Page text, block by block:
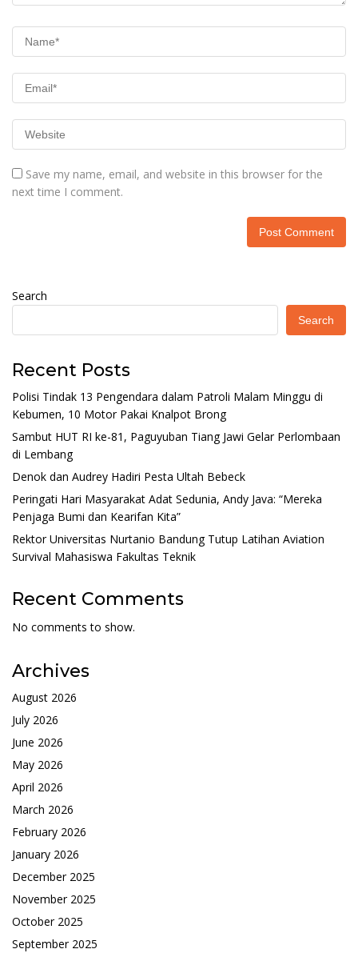
Save my name, email, and website in this browser for the
next time I comment.
Search
Search
Recent Posts
Polisi Tindak 13 Pengendara dalam Patroli Malam Minggu di
Kebumen, 10 Motor Pakai Knalpot Brong
Sambut HUT RI ke-81, Paguyuban Tiang Jawi Gelar Perlombaan
di Lembang
Denok dan Audrey Hadiri Pesta Ultah Bebeck
Peringati Hari Masyarakat Adat Sedunia, Andy Java: “Mereka
Penjaga Bumi dan Kearifan Kita”
Rektor Universitas Nurtanio Bandung Tutup Latihan Aviation
Survival Mahasiswa Fakultas Teknik
Recent Comments
No comments to show.
Archives
August 2026
July 2026
June 2026
May 2026
April 2026
March 2026
February 2026
January 2026
December 2025
November 2025
October 2025
September 2025